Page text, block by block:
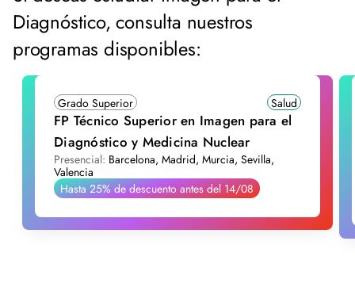
Diagnóstico, consulta nuestros
programas disponibles:
Grado Superior Salud
FP Técnico Superior en Imagen para el
Diagnóstico y Medicina Nuclear
Presencial: Barcelona, Madrid, Murcia, Sevilla,
Valencia
Hasta 25% de descuento antes del 14/08